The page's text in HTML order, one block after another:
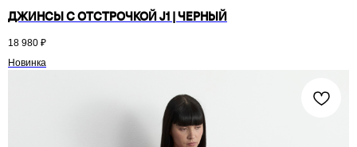
ДЖИНСЫ С ОТСТРОЧКОЙ J1 | ЧЕРНЫЙ
18 980 ₽
Новинка